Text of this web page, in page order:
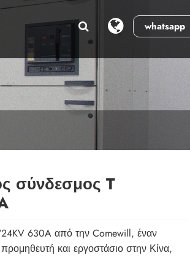
whatsapp
σύνδεσμος T
630A από την Comewill, έναν
και εργοστάσιο στην Κίνα,